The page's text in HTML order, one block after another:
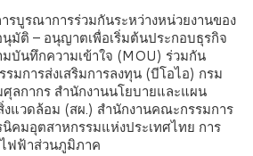
ารบูรณาการร่วมกันระหว่างหน่วยงานของ
นุมัติ – อนุญาตเพื่อเริ่มต้นประกอบธุรกิจ
บันทึกความเข้าใจ (MOU) ร่วมกัน
มการส่งเสริมการลงทุน (บีโอไอ) กรม
ลกากร สำนักงานนโยบายและแผน
แวดล้อม (สผ.) สำนักงานคณะกรรมการ
คมอุตสาหกรรมแห่งประเทศไทย การ
ฟฟ้าส่วนภูมิภาค